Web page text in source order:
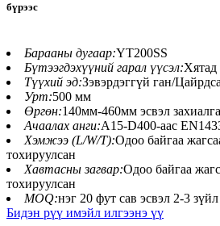
бүрээс
Барааны дугаар:YT200SS
Бүтээгдэхүүний гарал үүсэл:Хятад
Түүхий эд:Зэвэрдэггүй ган/
Урт:500 мм
Өргөн:140мм-460мм эсвэл
Ачаалах анги:A15-D400-аас
Хэмжээ (L/W/T):Одоо байгаа
тохируулсан
Хавтасны загвар:Одоо байгаа
тохируулсан
MOQ:нэг 20 фут сав эсвэл 2-3 зүйл
Бидэн рүү имэйл илгээнэ үү